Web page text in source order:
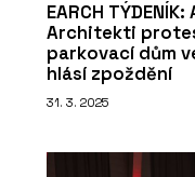
EARCH
Architekti
parkovací dům
hlásí zpoždění
31. 3. 2025